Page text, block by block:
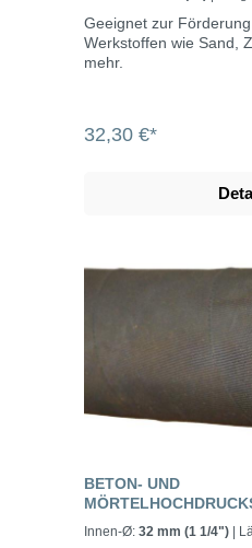
Geeignet zur
Werkstoffen wie Sand,
mehr.
32,30 €*
BETON- UND
Innen-Ø: 32 mm (1 1/4") |